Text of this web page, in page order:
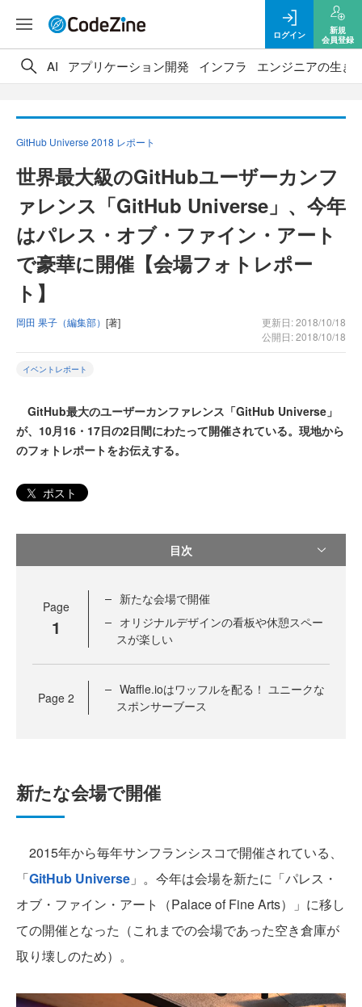
ログイン
新規
会員登録
AI アプリケーション開発 インフラ エンジニアの生き
GitHub Universe 2018 レポート
世界最大級のGitHubユーザーカンフ
ァレンス「GitHub Universe」、今年
はパレス・オブ・ファイン・アート
で豪華に開催【会場フォトレポー
ト】
岡田 果子（編集部） [著]
更新日: 2018/10/18
公開日: 2018/10/18
イベントレポート
GitHub最大のユーザーカンファレンス「GitHub Universe」
が、10月16・17日の2日間にわたって開催されている。現地から
のフォトレポートをお伝えする。
ポスト
目次
Page
1
新たな会場で開催
オリジナルデザインの看板や休憩スペー
スが楽しい
Page 2
Waffle.ioはワッフルを配る！ ユニークな
スポンサーブース
新たな会場で開催
2015年から毎年サンフランシスコで開催されている、
「GitHub Universe 」。今年は会場を新たに「パレス・
オブ・ファイン・アート（Palace of Fine Arts）」に移し
ての開催となった（これまでの会場であった空き倉庫が
取り壊しのため）。